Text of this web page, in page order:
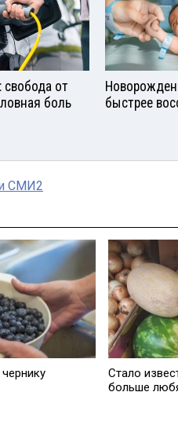
от
боль
быстрее
СМИ2
Стало
больше